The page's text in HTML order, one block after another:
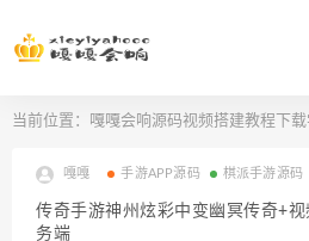
当前位置： 嘎嘎会响源码视频搭建教程下
嘎嘎 手游APP源码 棋派手游源码
传奇手游神州炫彩中变幽冥传奇+
务端